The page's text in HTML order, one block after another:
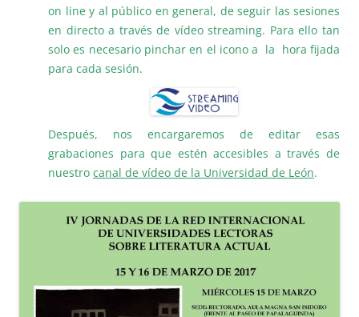
on line y al público en general, de seguir las sesiones
en directo a través de vídeo streaming. Para ello tan
solo es necesario pinchar en el icono a la hora fijada
para cada sesión.
Después, nos encargaremos de editar esas
grabaciones para que estén accesibles a través de
nuestro canal de vídeo de la Universidad de León.